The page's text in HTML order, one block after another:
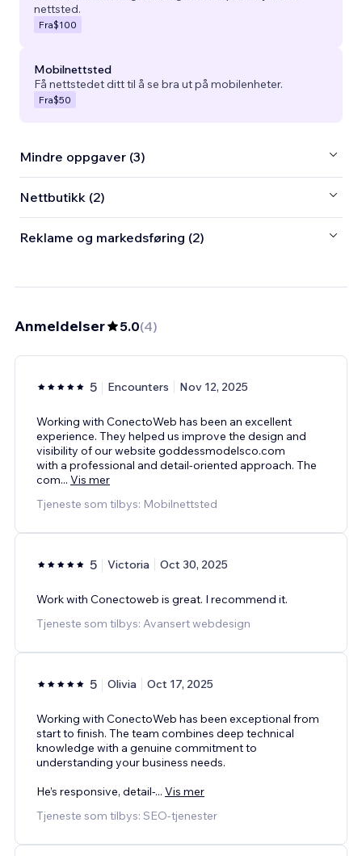
nettsted.
Fra$100
Mobilnettsted
Få nettstedet ditt til å se bra ut på mobilenheter.
Fra$50
Mindre oppgaver (3)
Nettbutikk (2)
Reklame og markedsføring (2)
Anmeldelser 5.0(4)
5 Encounters Nov 12, 2025
Working with ConectoWeb has been an excellent
experience. They helped us improve the design and
visibility of our website goddessmodelsco.com
with a professional and detail-oriented approach. The
com... Vis mer
Tjeneste som tilbys: Mobilnettsted
5 Victoria Oct 30, 2025
Work with Conectoweb is great. I recommend it.
Tjeneste som tilbys: Avansert webdesign
5 Olivia Oct 17, 2025
Working with ConectoWeb has been exceptional from
start to finish. The team combines deep technical
knowledge with a genuine commitment to
understanding your business needs.
He’s responsive, detail-... Vis mer
Tjeneste som tilbys: SEO-tjenester